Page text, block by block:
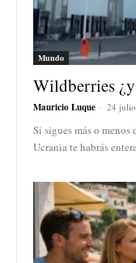
Mundo
Wildberries
Mauricio Luque - 24
Si sigues más o menos
Ucrania te habrás